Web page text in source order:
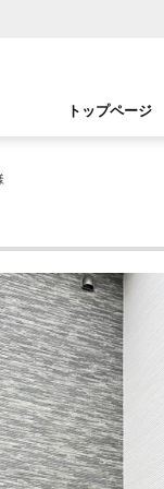
トップページ